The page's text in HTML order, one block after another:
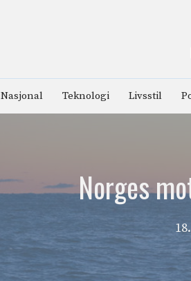
Nasjonal Teknologi Livsstil
Norges